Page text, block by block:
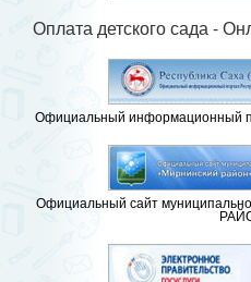
Оплата детского сада -
Официальный информационный
Официальный сайт